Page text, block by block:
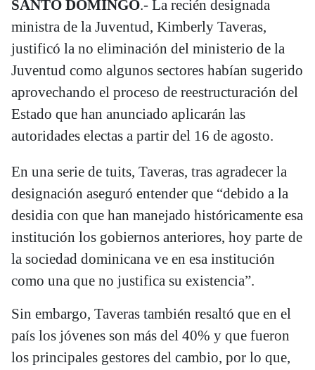
SANTO DOMINGO.- La recién designada
ministra de la Juventud, Kimberly Taveras,
justificó la no eliminación del ministerio de la
Juventud como algunos sectores habían sugerido
aprovechando el proceso de reestructuración del
Estado que han anunciado aplicarán las
autoridades electas a partir del 16 de agosto.
En una serie de tuits, Taveras, tras agradecer la
designación aseguró entender que “debido a la
desidia con que han manejado históricamente esa
institución los gobiernos anteriores, hoy parte de
la sociedad dominicana ve en esa institución
como una que no justifica su existencia”.
Sin embargo, Taveras también resaltó que en el
país los jóvenes son más del 40% y que fueron
los principales gestores del cambio, por lo que,